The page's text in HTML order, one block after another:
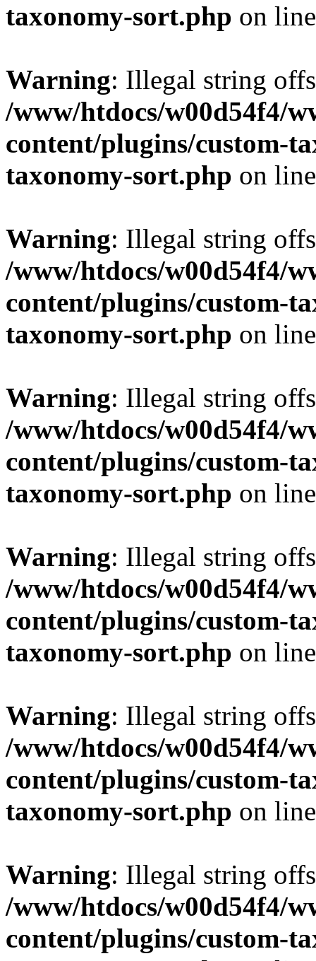
taxonomy-sort.php on
Warning: Illegal string
/www/htdocs/w00d54f4/
content/plugins/custom-
taxonomy-sort.php on
Warning: Illegal string
/www/htdocs/w00d54f4/
content/plugins/custom-
taxonomy-sort.php on
Warning: Illegal string
/www/htdocs/w00d54f4/
content/plugins/custom-
taxonomy-sort.php on
Warning: Illegal string
/www/htdocs/w00d54f4/
content/plugins/custom-
taxonomy-sort.php on
Warning: Illegal string
/www/htdocs/w00d54f4/
content/plugins/custom-
taxonomy-sort.php on
Warning: Illegal string
/www/htdocs/w00d54f4/
content/plugins/custom-